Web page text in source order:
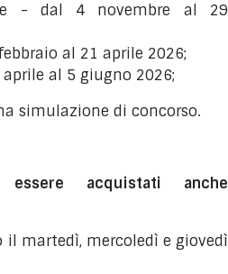
- dal 4 novembre al 29
al 21 aprile 2026;
al 5 giugno 2026;
simulazione di concorso.
acquistati anche
il martedì, mercoledì e giovedì